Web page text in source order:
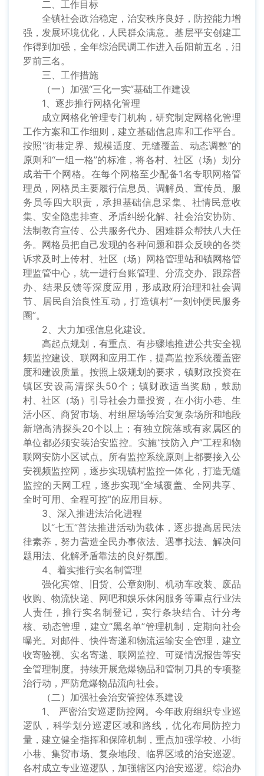
二、工作目标
全镇社会政治稳定，治安秩序良好，防控能力增
强，发展环境优化，人民群众满意。基层平安创建工
作得到加强，全年综治民调工作进入岳阳前五名，汨
罗前三名。
三、工作措施
（一）加强“三化一实”基础工作建设
1、逐步推行网格化管理
成立网格化管理专门机构，研究制定网格化管理
工作方案和工作细则，建立基础信息库和工作平台。
按照“街巷定界、规模适度、无缝覆盖、动态调整”的
原则和“一组一格”的标准，将各村、社区（场）划分
成若干个网格。在每个网格至少配备1名专职网格管
理员，网格员主要履行信息员、调解员、宣传员、服
务员等四大职责，承担基础信息采集、社情民意收
集、安全隐患排查、矛盾纠纷化解、社会治安协防、
法制教育宣传、公共服务代办、困难群众帮扶八大任
务。网格员把自己发现的各种问题和群众反映的各类
诉求及时上传村、社区（场）网格管理站和镇网格管
理监管中心，统一进行台账管理、分流交办、跟踪督
办、结果反馈等深度应用，形成政府治理和社会调
节、居民自治良性互动，打造镇村“一刻钟便民服务
圈”。
2、大力加强信息化建设。
高起点规划，有重点、有步骤地推进公共安全视
频监控建设、联网和应用工作，提高监控系统覆盖密
度和建设质量。按照上级规划的要求，镇财政投资在
镇区安设高清探头50个；镇财政适当奖励，鼓励
村、社区（场）引导社会力量投资，在小街小巷、生
活小区、商贸市场、村组屋场等治安复杂场所和地段
新增高清探头20个以上；有独立院落或有家属区的
单位都必须安装治安监控。实施“技防入户”工程和物
联网安防小区试点。所有监控系统原则上都要接入公
安视频监控网，逐步实现镇村监控一体化，打造无缝
监控的天网工程，逐步实现“全域覆盖、全网共享、
全时可用、全程可控”的应用目标。
3、深入推进法治化进程
以“七五”普法推进活动为载体，逐步提高居民法
律素养，努力营造全民办事依法、遇事找法、解决问
题用法、化解矛盾靠法的良好氛围。
4、着实推行实名制管理
强化宾馆、旧货、公章刻制、机动车改装、废品
收购、物流快递、网吧和娱乐休闲服务等重点行业法
人责任，推行实名制登记，实行条块结合、计分考
核、动态管理，建立“黑名单”管理机制，定期向社会
曝光。对邮件、快件寄递和物流运输安全管理，建立
收寄验视、实名寄递、联网监控、可疑情况报告等安
全管理制度。持续开展危爆物品和管制刀具的专项整
治行动，严防危爆物品流向社会。
（二）加强社会治安管控体系建设
1、 严密治安巡逻防控网。今年政府组织专业巡
逻队，科学划分巡逻区域和路线，优化布局防控力
量，建立健全指挥和保障机制，重点加强学校、小街
小巷、集贸市场、复杂地段、临界区域的治安巡逻。
各村成立专业巡逻队，加强辖区内治安巡逻。综治办